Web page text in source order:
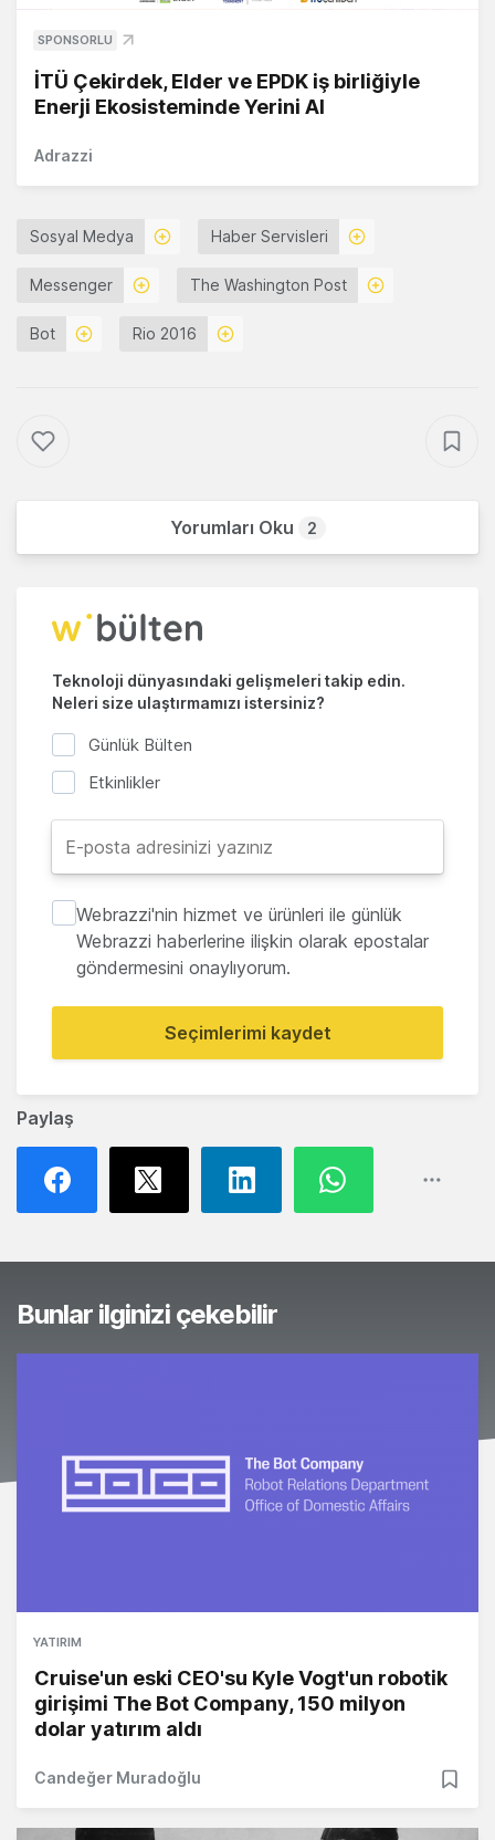
Paylaş
SPONSORLU
İTÜ Çekirdek, Elder ve EPDK iş birliğiyle
Enerji Ekosisteminde Yerini Al
Adrazzi
Sosyal Medya Haber Servisleri
Messenger The Washington Post
Bot Rio 2016
Yorumları Oku 2
Teknoloji dünyasındaki gelişmeleri takip edin.
Neleri size ulaştırmamızı istersiniz?
Günlük Bülten
Etkinlikler
Webrazzi'nin hizmet ve ürünleri ile günlük
Webrazzi haberlerine ilişkin olarak epostalar
göndermesini onaylıyorum.
Seçimlerimi kaydet
Bunlar ilginizi çekebilir
YATIRIM
Cruise'un eski CEO'su Kyle Vogt'un robotik
girişimi The Bot Company, 150 milyon
dolar yatırım aldı
Candeğer Muradoğlu